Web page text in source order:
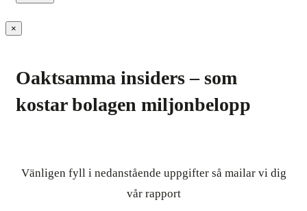
×
Oaktsamma insiders – som
kostar bolagen miljonbelopp
Vänligen fyll i nedanstående uppgifter så mailar vi dig
vår rapport